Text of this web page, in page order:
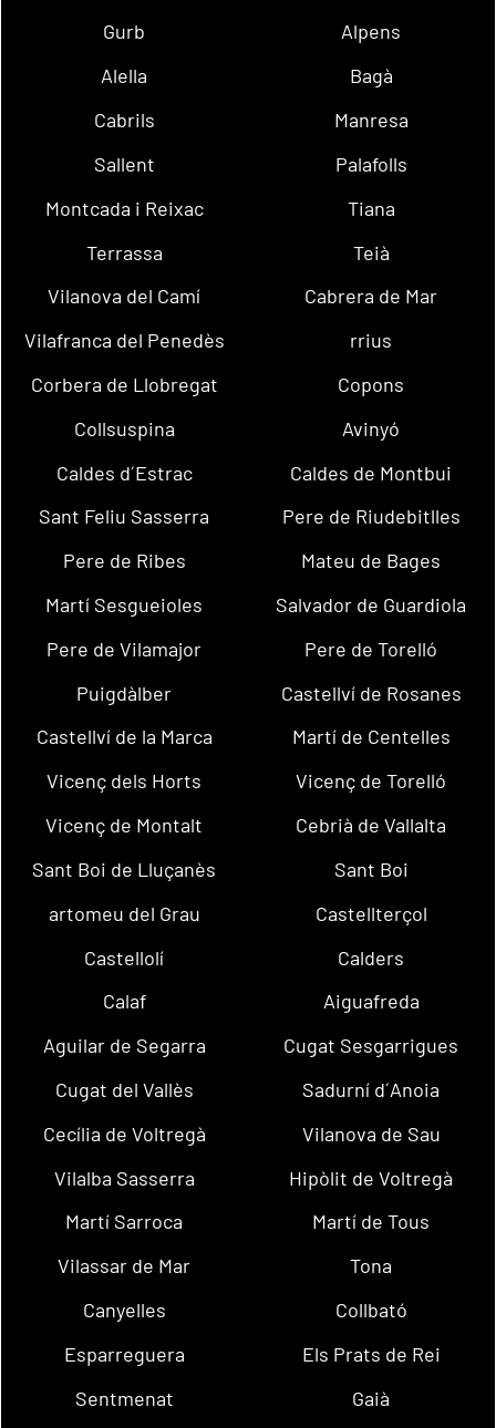
Gurb
Alpens
Alella
Bagà
Cabrils
Manresa
Sallent
Palafolls
Montcada i Reixac
Tiana
Terrassa
Teià
Vilanova del Camí
Cabrera de Mar
Vilafranca del Penedès
rrius
Corbera de Llobregat
Copons
Collsuspina
Avinyó
Caldes d´Estrac
Caldes de Montbui
Sant Feliu Sasserra
Pere de Riudebitlles
Pere de Ribes
Mateu de Bages
Martí Sesgueioles
Salvador de Guardiola
Pere de Vilamajor
Pere de Torelló
Puigdàlber
Castellví de Rosanes
Castellví de la Marca
Martí de Centelles
Vicenç dels Horts
Vicenç de Torelló
Vicenç de Montalt
Cebrià de Vallalta
Sant Boi de Lluçanès
Sant Boi
artomeu del Grau
Castellterçol
Castellolí
Calders
Calaf
Aiguafreda
Aguilar de Segarra
Cugat Sesgarrigues
Cugat del Vallès
Sadurní d´Anoia
Cecília de Voltregà
Vilanova de Sau
Vilalba Sasserra
Hipòlit de Voltregà
Martí Sarroca
Martí de Tous
Vilassar de Mar
Tona
Canyelles
Collbató
Esparreguera
Els Prats de Rei
Sentmenat
Gaià